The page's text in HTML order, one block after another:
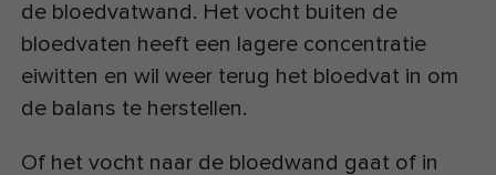
de bloedvatwand. Het vocht buiten de
bloedvaten heeft een lagere concentratie
eiwitten en wil weer terug het bloedvat in om
de balans te herstellen.
Of het vocht naar de bloedwand gaat of in